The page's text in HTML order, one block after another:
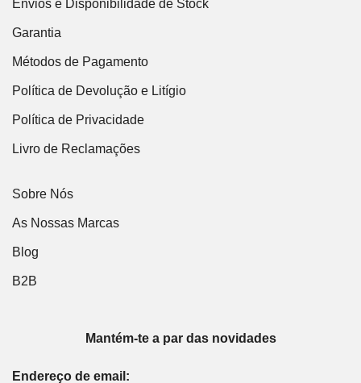
Envios e Disponibilidade de Stock
Garantia
Métodos de Pagamento
Política de Devolução e Litígio
Política de Privacidade
Livro de Reclamações
Sobre Nós
As Nossas Marcas
Blog
B2B
Mantém-te a par das novidades
Endereço de email: